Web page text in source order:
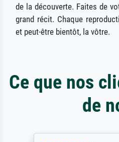
de la découverte. Faites de
grand récit. Chaque
et peut-être bientôt, la vôtre.
Ce que nos
de